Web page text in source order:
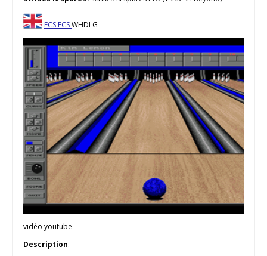
ECS ECSWHDLG
vidéo youtube
Description: